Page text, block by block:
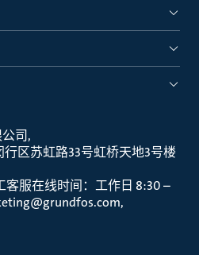
司
区苏虹路33号虹桥天地3号楼
客服在线时间：工作日 8:30 –